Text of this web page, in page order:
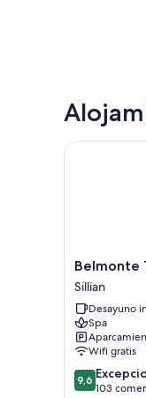
Belmonte
Tirol
-
Boutique
Hotel
Sillian
Belmonte
Sillian
Desayuno
Spa
Wifi gratis
9.6
sobre
9,6
103
Belmonte